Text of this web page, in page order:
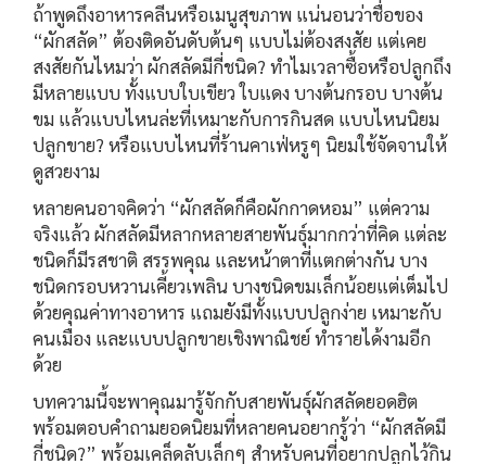
ถ้าพูดถึงอาหารคลีนหรือเมนูสุขภาพ แน่นอนว่าชื่อของ
“ผักสลัด” ต้องติดอันดับต้นๆ แบบไม่ต้องสงสัย แต่เคย
สงสัยกันไหมว่า ผักสลัดมีกี่ชนิด? ทำไมเวลาซื้อหรือปลูกถึง
มีหลายแบบ ทั้งแบบใบเขียว ใบแดง บางต้นกรอบ บางต้น
ขม แล้วแบบไหนล่ะที่เหมาะกับการกินสด แบบไหนนิยม
ปลูกขาย? หรือแบบไหนที่ร้านคาเฟ่หรูๆ นิยมใช้จัดจานให้
ดูสวยงาม
หลายคนอาจคิดว่า “ผักสลัดก็คือผักกาดหอม” แต่ความ
จริงแล้ว ผักสลัดมีหลากหลายสายพันธุ์มากกว่าที่คิด แต่ละ
ชนิดก็มีรสชาติ สรรพคุณ และหน้าตาที่แตกต่างกัน บาง
ชนิดกรอบหวานเคี้ยวเพลิน บางชนิดขมเล็กน้อยแต่เต็มไป
ด้วยคุณค่าทางอาหาร แถมยังมีทั้งแบบปลูกง่าย เหมาะกับ
คนเมือง และแบบปลูกขายเชิงพาณิชย์ ทำรายได้งามอีก
ด้วย
บทความนี้จะพาคุณมารู้จักกับสายพันธุ์ผักสลัดยอดฮิต
พร้อมตอบคำถามยอดนิยมที่หลายคนอยากรู้ว่า “ผักสลัดมี
กี่ชนิด?” พร้อมเคล็ดลับเล็กๆ สำหรับคนที่อยากปลูกไว้กิน